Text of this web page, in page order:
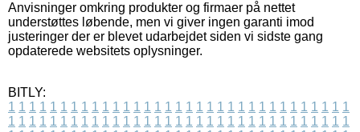
Anvisninger omkring produkter og firmaer på nettet
understøttes løbende, men vi giver ingen garanti imod
justeringer der er blevet udarbejdet siden vi sidste gang
opdaterede websitets oplysninger.
BITLY:
1 1 1 1 1 1 1 1 1 1 1 1 1 1 1 1 1 1 1 1 1 1 1 1 1 1 1 1 1 1 1 1 1
1 1 1 1 1 1 1 1 1 1 1 1 1 1 1 1 1 1 1 1 1 1 1 1 1 1 1 1 1 1 1 1 1